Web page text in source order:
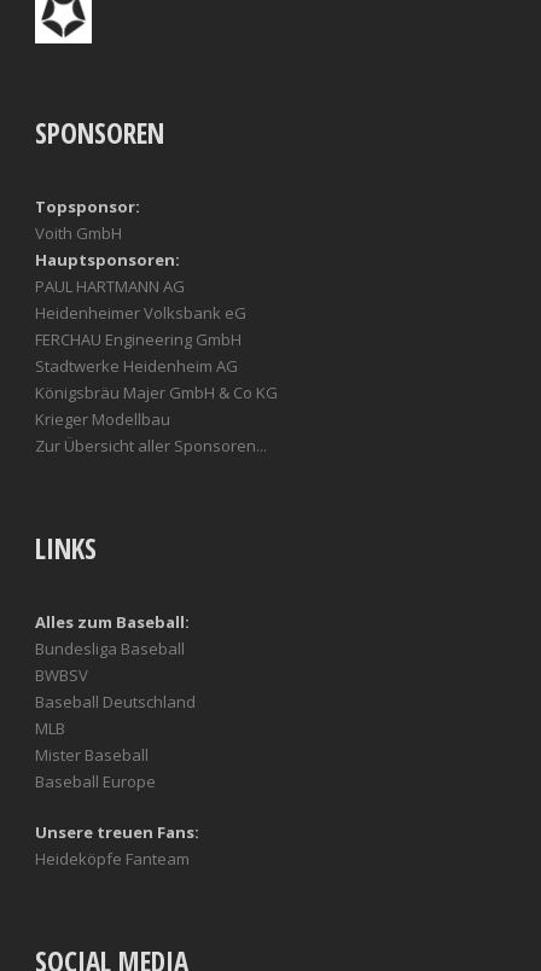
SPONSOREN
Topsponsor:
Voith GmbH
Hauptsponsoren:
PAUL HARTMANN AG
Heidenheimer Volksbank eG
FERCHAU Engineering GmbH
Stadtwerke Heidenheim AG
Königsbräu Majer GmbH & Co KG
Krieger Modellbau
Zur Übersicht aller Sponsoren...
LINKS
Alles zum Baseball:
Bundesliga Baseball
BWBSV
Baseball Deutschland
MLB
Mister Baseball
Baseball Europe
Unsere treuen Fans:
Heideköpfe Fanteam
SOCIAL MEDIA